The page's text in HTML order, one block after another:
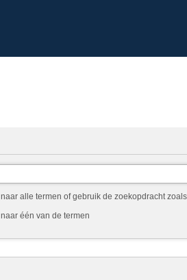
alle termen of gebruik de zoekopdracht
één van de termen